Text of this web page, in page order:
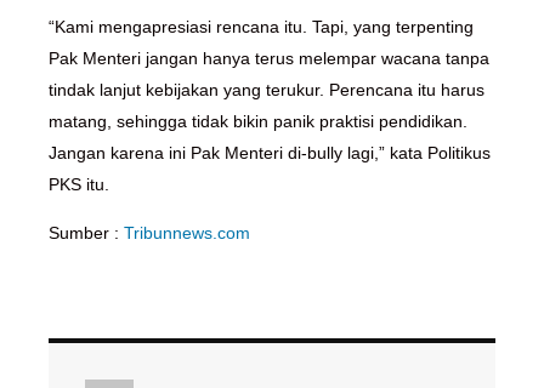
“Kami mengapresiasi rencana itu. Tapi, yang terpenting
Pak Menteri jangan hanya terus melempar wacana tanpa
tindak lanjut kebijakan yang terukur. Perencana itu harus
matang, sehingga tidak bikin panik praktisi pendidikan.
Jangan karena ini Pak Menteri di-bully lagi,” kata Politikus
PKS itu.
Sumber : Tribunnews.com